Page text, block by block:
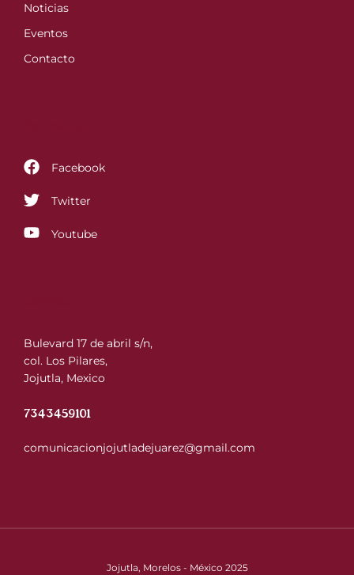
Noticias
Eventos
Contacto
Facebook
Twitter
Youtube
Bulevard 17 de abril s/n,
col. Los Pilares,
Jojutla, Mexico
7343459101
comunicacionjojutladejuarez@gmail.com
Jojutla, Morelos - México 2025